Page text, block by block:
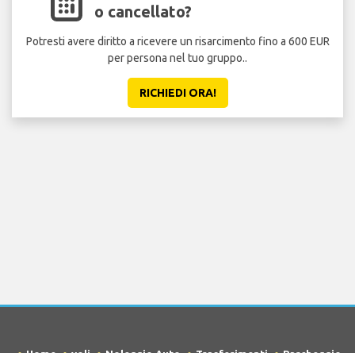
o cancellato?
Potresti avere diritto a ricevere un risarcimento fino a 600 EUR
per persona nel tuo gruppo..
RICHIEDI ORA!